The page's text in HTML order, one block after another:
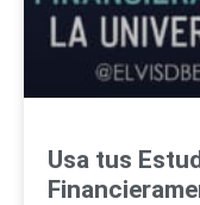
Usa tus